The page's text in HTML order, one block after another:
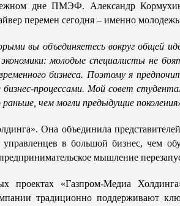
дне ПМЭФ. Александр
перемен сегодня – именно
вы объединяетесь вокруг общей
молодые специалисты не
бизнеса. Поэтому я
бизнес-процессами. Мой совет
чем могли предыдущие
Она объединила
в большой бизнес, чем
мышление
проектах «Газпром-Медиа
традиционно поддерживают